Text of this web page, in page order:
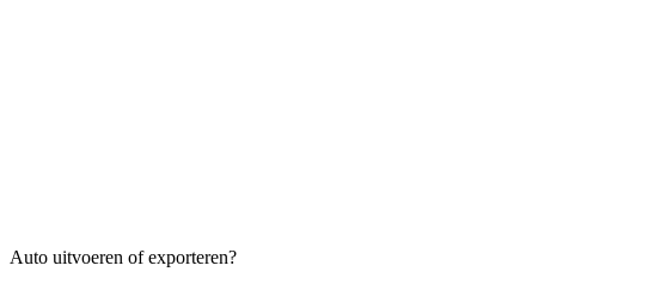
Auto uitvoeren of exporteren?